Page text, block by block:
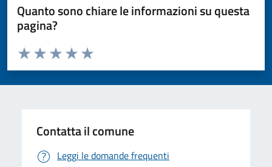
Quanto sono chiare le informazioni su questa
pagina?
Valuta da 1 a 5 stelle la pagina
Valuta 5 stelle su 5
Valuta 4 stelle su 5
Valuta 3 stelle su 5
Valuta 2 stelle su 5
Valuta 1 stelle su 5
Contatta il comune
Leggi le domande frequenti